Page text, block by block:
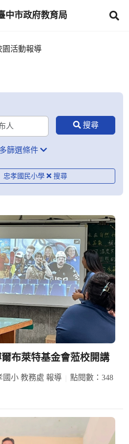
中市政府教育局
園活動報導
篩選條件
忠孝國民小學
布萊特基金會蒞校開講
國小 教務處 報導
點閱數：348